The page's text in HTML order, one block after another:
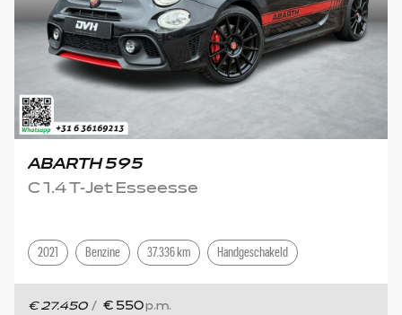
ABARTH 595
C 1.4 T-Jet Esseesse
2021 Benzine 37.336 km Handgeschakeld
€ 27.450 / € 550 p.m.